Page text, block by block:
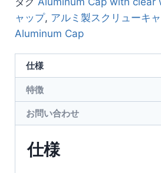
ャップ, アルミ製スクリューキ
Aluminum Cap
仕様
特徴
お問い合わせ
仕様